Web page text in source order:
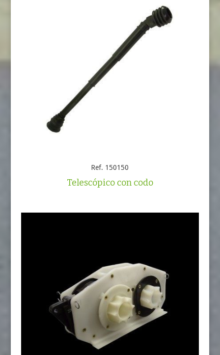
Ref. 150150
Telescópico con codo